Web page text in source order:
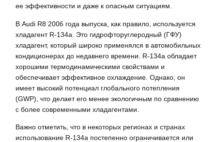
ее эффективности и даже к опасным ситуациям.
В Audi R8 2006 года выпуска, как правило, используется
хладагент R-134a. Это гидрофторуглеродный (ГФУ)
хладагент, который широко применялся в автомобильных
кондиционерах до недавнего времени. R-134a обладает
хорошими термодинамическими свойствами и
обеспечивает эффективное охлаждение. Однако, он
имеет высокий потенциал глобального потепления
(GWP), что делает его менее экологичным по сравнению
с более современными хладагентами.
Важно отметить, что в некоторых регионах и странах
использование R-134a постепенно ограничивается или